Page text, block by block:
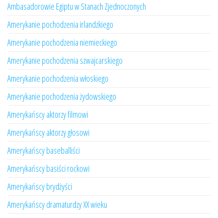
Ambasadorowie Egiptu w Stanach Zjednoczonych
Amerykanie pochodzenia irlandzkiego
Amerykanie pochodzenia niemieckiego
Amerykanie pochodzenia szwajcarskiego
Amerykanie pochodzenia włoskiego
Amerykanie pochodzenia żydowskiego
Amerykańscy aktorzy filmowi
Amerykańscy aktorzy głosowi
Amerykańscy baseballiści
Amerykańscy basiści rockowi
Amerykańscy brydżyści
Amerykańscy dramaturdzy XX wieku